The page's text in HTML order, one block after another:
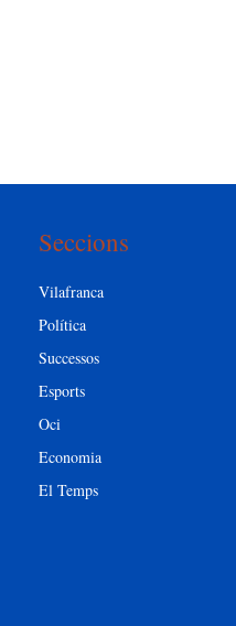
Seccions
Vilafranca
Política
Successos
Esports
Oci
Economia
El Temps